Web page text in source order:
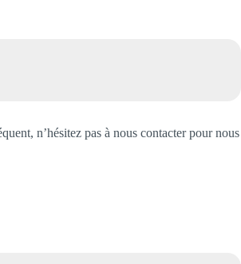
n’hésitez pas à nous contacter pour nous